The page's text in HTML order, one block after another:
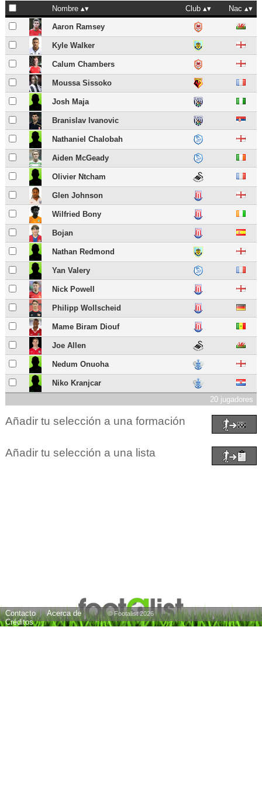
Nombre Club Nac
Aaron Ramsey
Kyle Walker
Calum Chambers
Moussa Sissoko
Josh Maja
Branislav Ivanovic
Nathaniel Chalobah
Aiden McGeady
Olivier Ntcham
Glen Johnson
Wilfried Bony
Bojan
Nathan Redmond
Yan Valery
Nick Powell
Philipp Wollscheid
Mame Biram Diouf
Joe Allen
Nedum Onuoha
Niko Kranjcar
20 jugadores
Añadir tu selección a una formación
Añadir tu selección a una lista
Contacto
Acerca de
Créditos
© Footalist 2026